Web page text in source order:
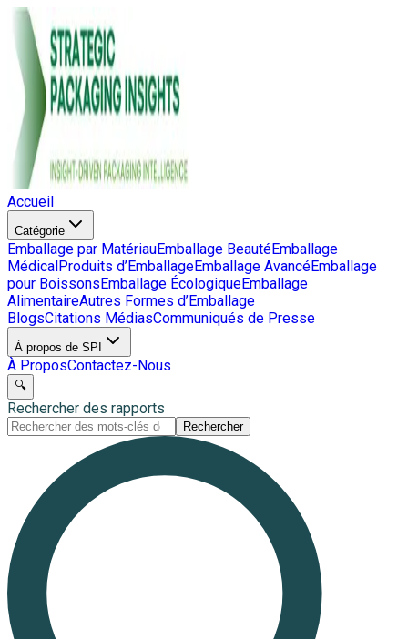
Accueil
Catégorie
Emballage par MatériauEmballage BeautéEmballage
MédicalProduits d’EmballageEmballage AvancéEmballage
pour BoissonsEmballage ÉcologiqueEmballage
AlimentaireAutres Formes d’Emballage
BlogsCitations MédiasCommuniqués de Presse
À propos de SPI
À ProposContactez-Nous
🔍
Rechercher des rapports
Rechercher